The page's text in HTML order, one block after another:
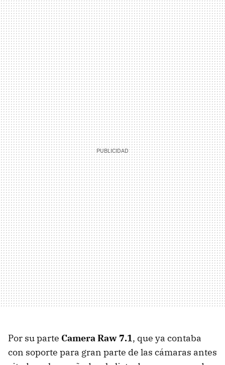
Por su parte Camera Raw 7.1, que ya contaba
con soporte para gran parte de las cámaras antes